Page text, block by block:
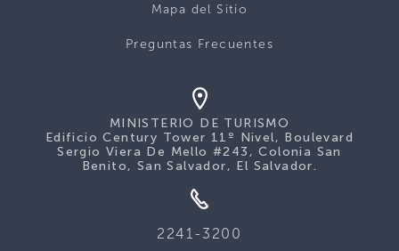
Mapa del Sitio
Preguntas Frecuentes
MINISTERIO DE TURISMO
Edificio Century Tower 11º Nivel, Boulevard
Sergio Viera De Mello #243, Colonia San
Benito, San Salvador, El Salvador.
2241-3200